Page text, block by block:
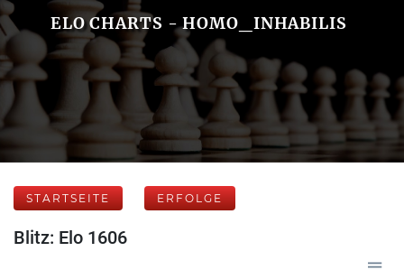
ELO CHARTS - HOMO_INHABILIS
STARTSEITE ERFOLGE
Blitz: Elo 1606